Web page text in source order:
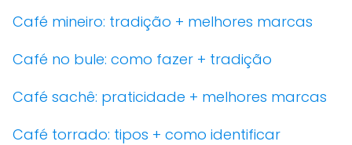
Café mineiro: tradição + melhores marcas
Café no bule: como fazer + tradição
Café sachê: praticidade + melhores marcas
Café torrado: tipos + como identificar